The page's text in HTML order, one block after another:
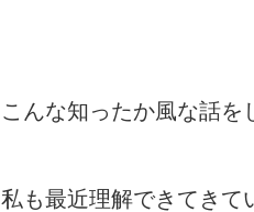
こんな知ったか風な話を
私も最近理解できてきて